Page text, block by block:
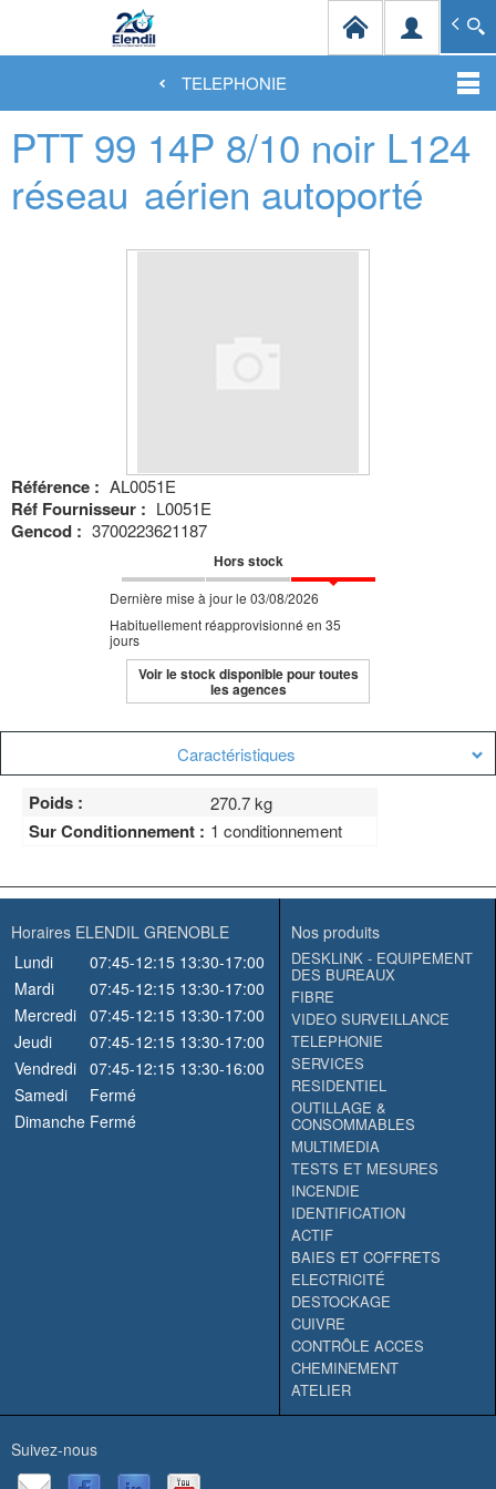
au
contenu
principal
Spécialiste en infrastructures et solutions de
TELEPHONIE
PTT 99 14P 8/10 noir L124
réseau aérien autoporté
Référence : AL0051E
Réf Fournisseur : L0051E
Gencod : 3700223621187
Hors stock
Dernière mise à jour le 03/08/2026
Habituellement réapprovisionné en 35
jours
Voir le stock disponible pour toutes
les agences
Caractéristiques
Poids : 270.7 kg
Sur Conditionnement : 1 conditionnement
Horaires ELENDIL GRENOBLE
Lundi
07:45-12:15 13:30-17:00
Mardi
07:45-12:15 13:30-17:00
Mercredi 07:45-12:15 13:30-17:00
Jeudi
07:45-12:15 13:30-17:00
Vendredi 07:45-12:15 13:30-16:00
Samedi
Fermé
Dimanche Fermé
Nos produits
DESKLINK - EQUIPEMENT
DES BUREAUX
FIBRE
VIDEO SURVEILLANCE
TELEPHONIE
SERVICES
RESIDENTIEL
OUTILLAGE &
CONSOMMABLES
MULTIMEDIA
TESTS ET MESURES
INCENDIE
IDENTIFICATION
ACTIF
BAIES ET COFFRETS
ELECTRICITÉ
DESTOCKAGE
CUIVRE
CONTRÔLE ACCES
CHEMINEMENT
ATELIER
Suivez-nous